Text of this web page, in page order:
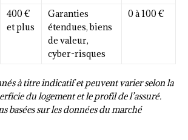
400 €
et plus
Garanties
étendues, biens
de valeur,
cyber-risques
0 à 100 €
à titre indicatif et peuvent varier selon la
du logement et le profil de l’assuré.
basées sur les données du marché